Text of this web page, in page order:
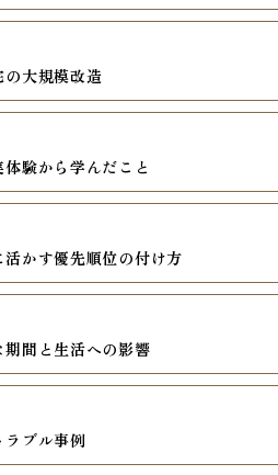
大規模改造
験から学んだこと
かす優先順位の付け方
間と生活への影響
ラブル事例